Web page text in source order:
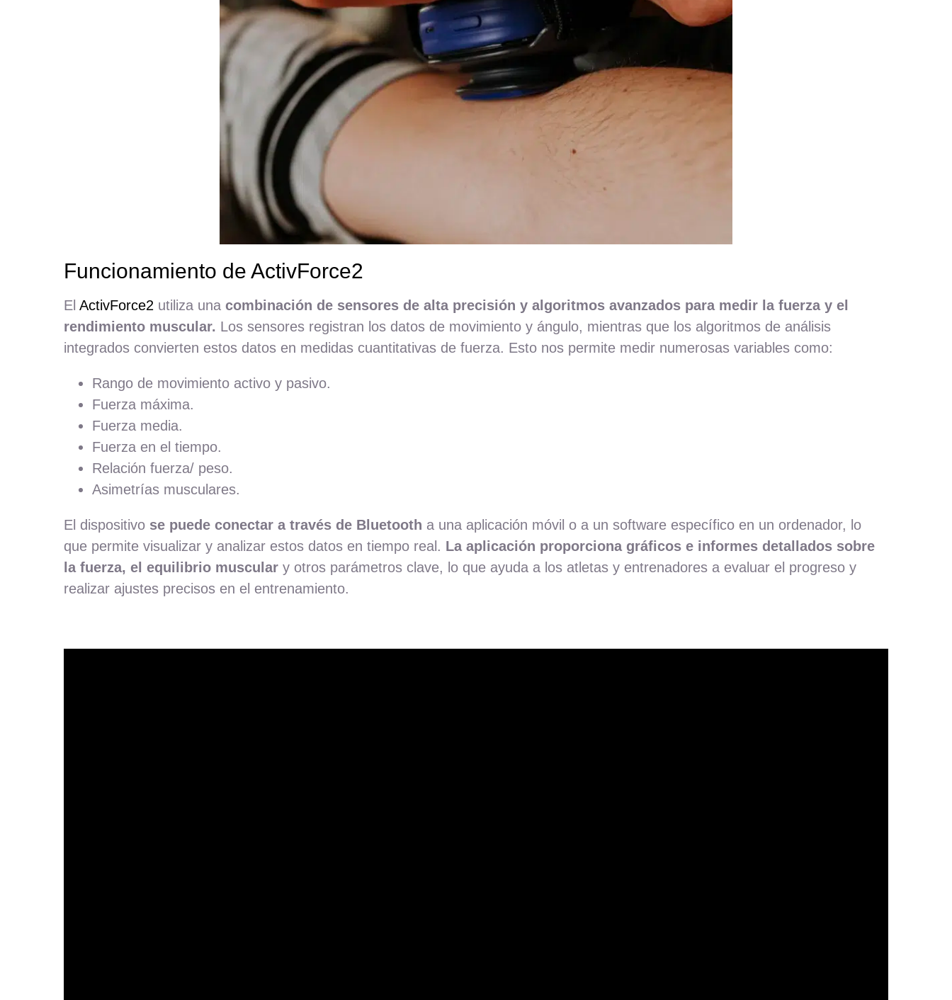
Funcionamiento de ActivForce2
El ActivForce2 utiliza una combinación de sensores de alta precisión y algoritmos avanzados para medir la fuerza y el
rendimiento muscular. Los sensores registran los datos de movimiento y ángulo, mientras que los algoritmos de análisis
integrados convierten estos datos en medidas cuantitativas de fuerza. Esto nos permite medir numerosas variables como:
Rango de movimiento activo y pasivo.
Fuerza máxima.
Fuerza media.
Fuerza en el tiempo.
Relación fuerza/ peso.
Asimetrías musculares.
El dispositivose puede conectar a través de Bluetooth a una aplicación móvil o a un software específico en un ordenador, lo
que permite visualizar y analizar estos datos en tiempo real. La aplicación proporciona gráficos e informes detallados sobre
la fuerza, el equilibrio musculary otros parámetros clave, lo que ayuda a los atletas y entrenadores a evaluar el progreso y
realizar ajustes precisos en el entrenamiento.